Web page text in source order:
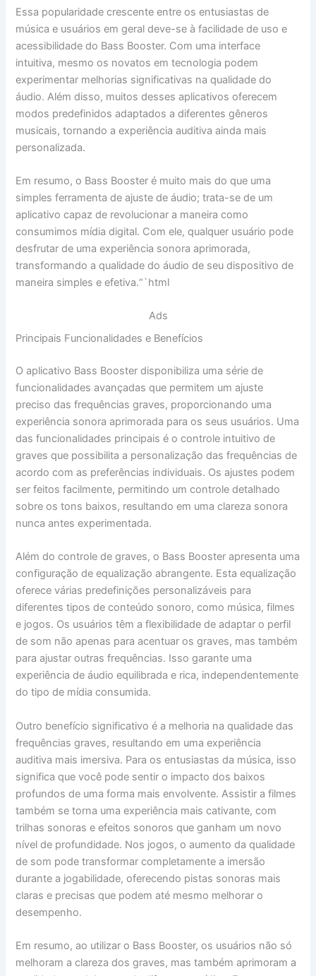
Essa popularidade crescente entre os entusiastas de
música e usuários em geral deve-se à facilidade de uso e
acessibilidade do Bass Booster. Com uma interface
intuitiva, mesmo os novatos em tecnologia podem
experimentar melhorias significativas na qualidade do
áudio. Além disso, muitos desses aplicativos oferecem
modos predefinidos adaptados a diferentes gêneros
musicais, tornando a experiência auditiva ainda mais
personalizada.
Em resumo, o Bass Booster é muito mais do que uma
simples ferramenta de ajuste de áudio; trata-se de um
aplicativo capaz de revolucionar a maneira como
consumimos mídia digital. Com ele, qualquer usuário pode
desfrutar de uma experiência sonora aprimorada,
transformando a qualidade do áudio de seu dispositivo de
maneira simples e efetiva.“`html
Ads
Principais Funcionalidades e Benefícios
O aplicativo Bass Booster disponibiliza uma série de
funcionalidades avançadas que permitem um ajuste
preciso das frequências graves, proporcionando uma
experiência sonora aprimorada para os seus usuários. Uma
das funcionalidades principais é o controle intuitivo de
graves que possibilita a personalização das frequências de
acordo com as preferências individuais. Os ajustes podem
ser feitos facilmente, permitindo um controle detalhado
sobre os tons baixos, resultando em uma clareza sonora
nunca antes experimentada.
Além do controle de graves, o Bass Booster apresenta uma
configuração de equalização abrangente. Esta equalização
oferece várias predefinições personalizáveis para
diferentes tipos de conteúdo sonoro, como música, filmes
e jogos. Os usuários têm a flexibilidade de adaptar o perfil
de som não apenas para acentuar os graves, mas também
para ajustar outras frequências. Isso garante uma
experiência de áudio equilibrada e rica, independentemente
do tipo de mídia consumida.
Outro benefício significativo é a melhoria na qualidade das
frequências graves, resultando em uma experiência
auditiva mais imersiva. Para os entusiastas da música, isso
significa que você pode sentir o impacto dos baixos
profundos de uma forma mais envolvente. Assistir a filmes
também se torna uma experiência mais cativante, com
trilhas sonoras e efeitos sonoros que ganham um novo
nível de profundidade. Nos jogos, o aumento da qualidade
de som pode transformar completamente a imersão
durante a jogabilidade, oferecendo pistas sonoras mais
claras e precisas que podem até mesmo melhorar o
desempenho.
Em resumo, ao utilizar o Bass Booster, os usuários não só
melhoram a clareza dos graves, mas também aprimoram a